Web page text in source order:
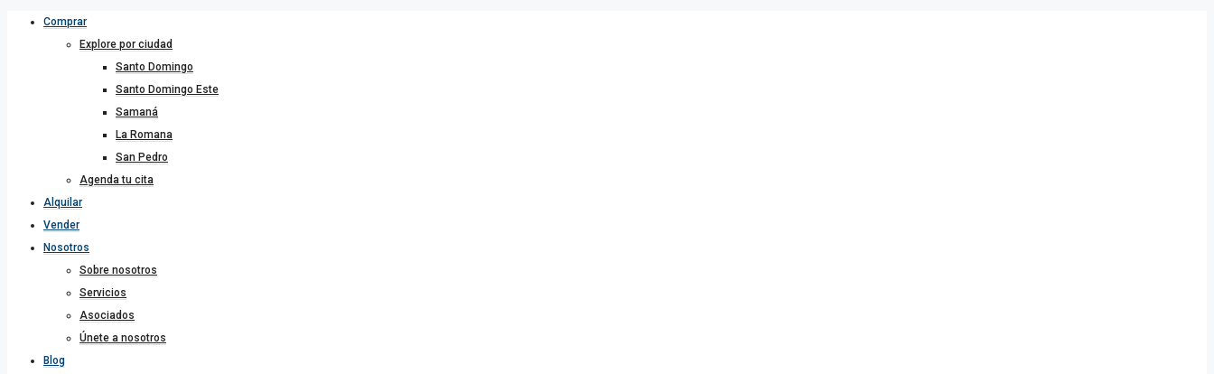
Comprar
Explore por ciudad
Santo Domingo
Santo Domingo Este
Samaná
La Romana
San Pedro
Agenda tu cita
Alquilar
Vender
Nosotros
Sobre nosotros
Servicios
Asociados
Únete a nosotros
Blog